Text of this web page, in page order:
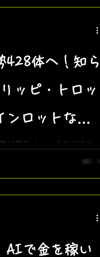
428体へ！知ら
ッピ・トロッ
ンロットなど
！
が更新され、合計428体
をザビャンが徹底解説！
AIで金を稼い